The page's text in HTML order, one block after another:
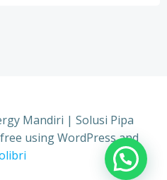
Mandiri | Solusi Pipa
using WordPress and